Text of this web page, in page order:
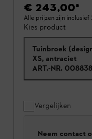
€ 243,00*
Alle prijzen zijn inclusief
Kies product
Tuinbroek
XS, antraciet
ART.-NR.
Vergelijken
Neem contact